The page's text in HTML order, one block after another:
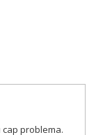
problema.